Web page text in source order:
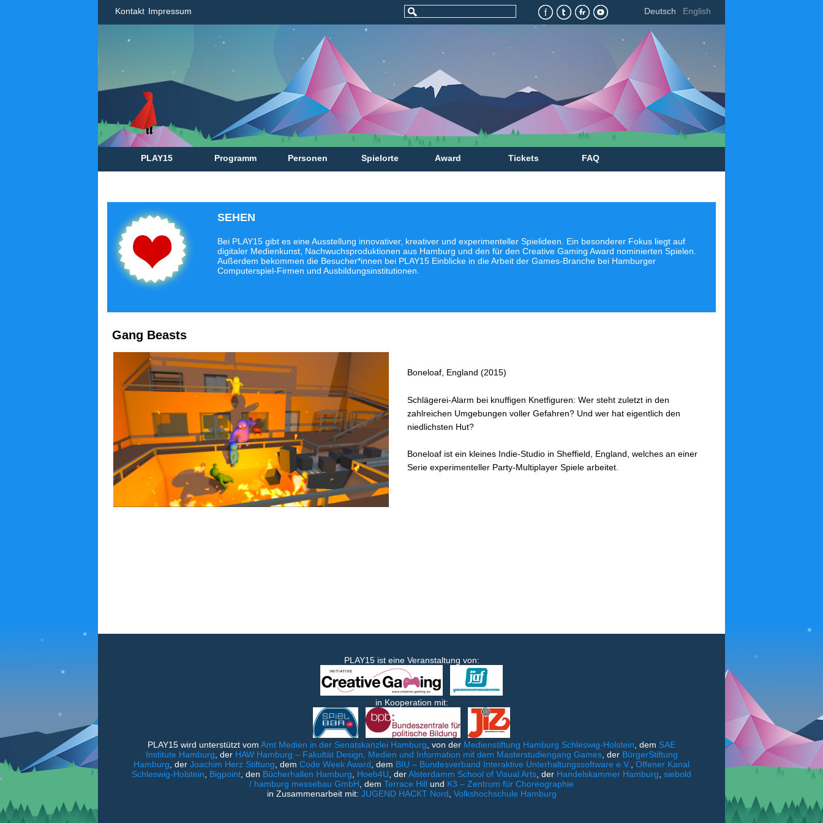
Deutsch English
Kontakt Impressum
PLAY15 Programm Personen Spielorte Award Tickets FAQ
SEHEN
Bei PLAY15 gibt es eine Ausstellung innovativer, kreativer und experimenteller Spielideen. Ein besonderer Fokus liegt auf
digitaler Medienkunst, Nachwuchsproduktionen aus Hamburg und den für den Creative Gaming Award nominierten Spielen.
Außerdem bekommen die Besucher*innen bei PLAY15 Einblicke in die Arbeit der Games-Branche bei Hamburger
Computerspiel-Firmen und Ausbildungsinstitutionen.
Gang Beasts
Boneloaf, England (2015)
Schlägerei-Alarm bei knuffigen Knetfiguren: Wer steht zuletzt in den
zahlreichen Umgebungen voller Gefahren? Und wer hat eigentlich den
niedlichsten Hut?
Boneloaf ist ein kleines Indie-Studio in Sheffield, England, welches an einer
Serie experimenteller Party-Multiplayer Spiele arbeitet.
PLAY15 ist eine Veranstaltung von:
in Kooperation mit:
PLAY15 wird unterstützt vom Amt Medien in der Senatskanzlei Hamburg , von der Medienstiftung Hamburg Schleswig-Holstein , dem SAE
Institute Hamburg , der HAW Hamburg – Fakultät Design, Medien und Information mit dem Masterstudiengang Games, der BürgerStiftung
Hamburg , der Joachim Herz Stiftung , dem Code Week Award , dem BIU – Bundesverband Interaktive Unterhaltungssoftware e.V.
Offener Kanal
Schleswig-Holstein
Bigpoint , den Bücherhallen Hamburg Hoeb4U , derAlsterdamm School of Visual Arts , der Handelskammer Hamburg siebold
/ hamburg messebau GmbH , dem Terrace Hill und K3 – Zentrum für Choreographie
in Zusammenarbeit mit: JUGEND HACKT Nord Volkshochschule Hamburg